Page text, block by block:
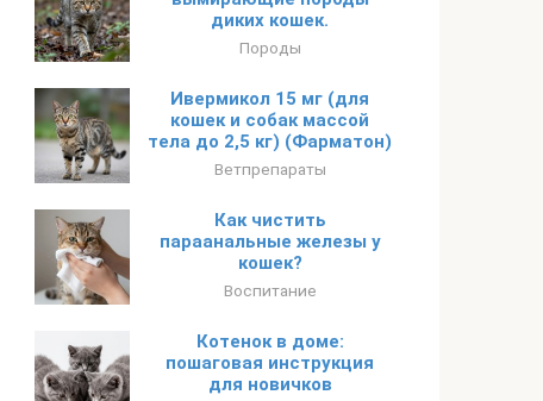
диких кошек.
Породы
Ивермикол 15 мг (для
кошек и собак массой
тела до 2,5 кг) (Фарматон)
Ветпрепараты
Как чистить
параанальные железы у
кошек?
Воспитание
Котенок в доме:
пошаговая инструкция
для новичков